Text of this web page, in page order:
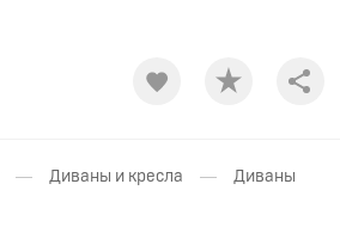
— Диваны и кресла — Диваны